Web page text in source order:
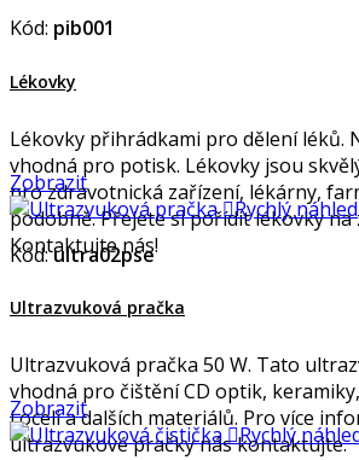
Kód: pib001
Lékovky
Lékovky přihrádkami pro dělení léků.
vhodná pro potisk. Lékovky jsou
pro zdravotnická zařízení, lékárny,
podobně. Přejete si pořídit lékovky na
Kontaktujte nás!
Zobrazit
Rychlý náhled
Kód:ultra02pse
Ultrazvuková pračka
Ultrazvuková pračka 50 W. Tato
vhodná pro čištění CD optik,
i oceli a dalších materiálů. Pro více
ultrazvukové pračky nás kontaktujte.
Zobrazit
Rychlý